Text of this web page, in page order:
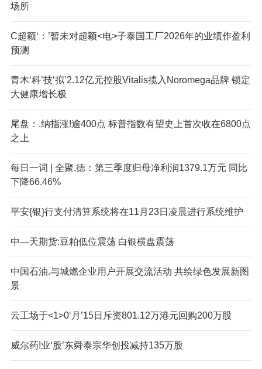
场所
C超颖‘：’暂未对超颖<电>子泰国工厂2026年的业绩作盈利
预测
青木‘科’技‘拟’2.12亿元控股Vitalis揽入Noromega品牌 锁定
大健康增长极
尾盘：.纳指涨!逾400点 标普指数有望史上首次收在6800点
之上
每日一词 | 全聚,德：第三季度归母净利润1379.1万元 同比
下降66.46%
平安{银}行支付清算系统将在11月23日凌晨进行系统维护
中—天期货:豆粕低位震荡 白银横盘震荡
中国石油.与城燃企业用户开展交流活动 共绘绿色发展新图
景
云工场于<1>0‘月’15日斥资801.12万港元回购200万股
威尔药!业‘股’东舜泰宗华创投减持135万股